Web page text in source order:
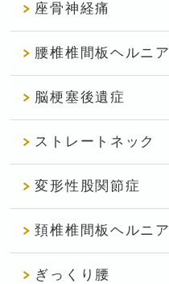
座骨神経痛
腰椎椎間板ヘルニア
脳梗塞後遺症
ストレートネック
変形性股関節症
頚椎椎間板ヘルニア
ぎっくり腰